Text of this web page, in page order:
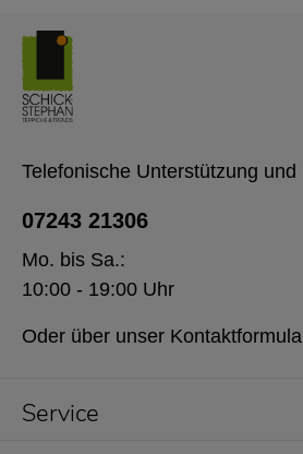
Service
Telefonische Unterstützung
07243 21306
Mo. bis Sa.:
10:00 - 19:00 Uhr
Oder über unser